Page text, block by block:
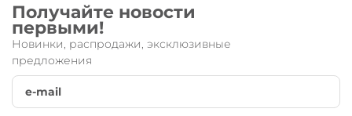
Получайте новости
первыми!
Новинки, распродажи, эксклюзивные
предложения